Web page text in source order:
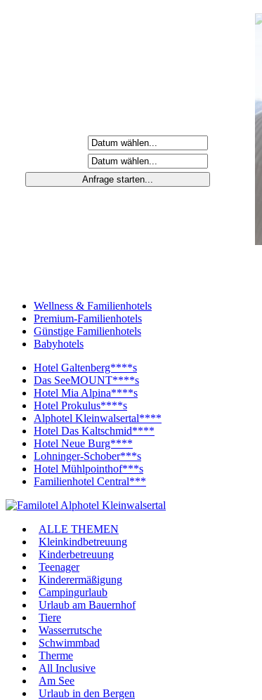
Wellness & Familienhotels
Premium-Familienhotels
Günstige Familienhotels
Babyhotels
Hotel Galtenberg****s
Das SeeMOUNT****s
Hotel Mia Alpina****s
Hotel Prokulus****s
Alphotel Kleinwalsertal****
Hotel Das Kaltschmid****
Hotel Neue Burg****
Lohninger-Schober***s
Hotel Mühlpointhof***s
Familienhotel Central***
ALLE THEMEN
Kleinkindbetreuung
Kinderbetreuung
Teenager
Kinderermäßigung
Campingurlaub
Urlaub am Bauernhof
Tiere
Wasserrutsche
Schwimmbad
Therme
All Inclusive
Am See
Urlaub in den Bergen